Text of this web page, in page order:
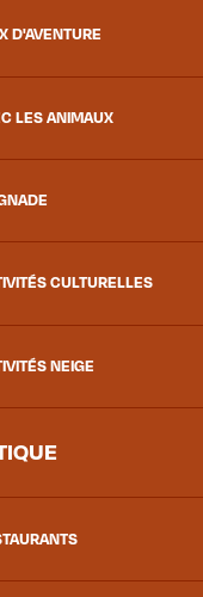
D'AVENTURE
LES ANIMAUX
CULTURELLES
NEIGE
pour